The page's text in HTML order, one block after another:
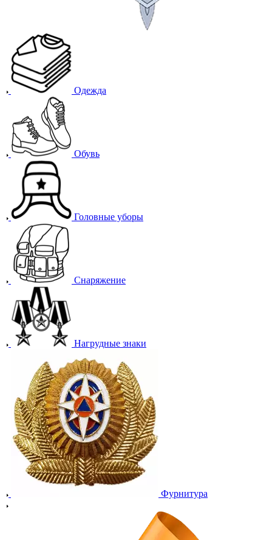
Одежда
Обувь
Головные уборы
Снаряжение
Нагрудные знаки
Фурнитура